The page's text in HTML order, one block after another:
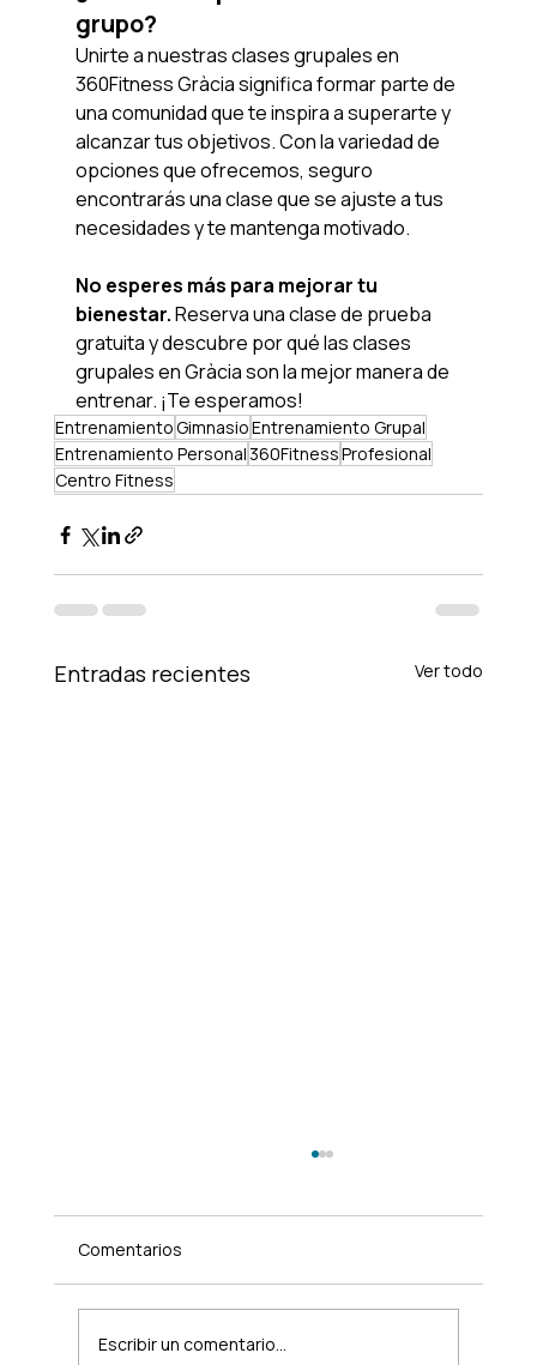
grupo?
Unirte a nuestras clases grupales en
360Fitness Gràcia significa formar parte de
una comunidad que te inspira a superarte y
alcanzar tus objetivos. Con la variedad de
opciones que ofrecemos, seguro
encontrarás una clase que se ajuste a tus
necesidades y te mantenga motivado.
No esperes más para mejorar tu
bienestar. Reserva una clase de prueba
gratuita y descubre por qué las clases
grupales en Gràcia son la mejor manera de
entrenar. ¡Te esperamos!
EntrenamientoGimnasioEntrenamiento Grupal
Entrenamiento Personal 360FitnessProfesional
Centro Fitness
Entradas recientes Ver todo
Comentarios
Escribir un comentario...